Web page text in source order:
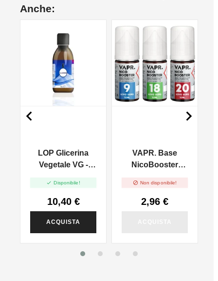
Anche:
LOP Glicerina
Vegetale VG -
 Disponibile!
10,40 €
ACQUISTA
VAPR. Base
NicoBooster
 Non disponibile!
2,96 €
 